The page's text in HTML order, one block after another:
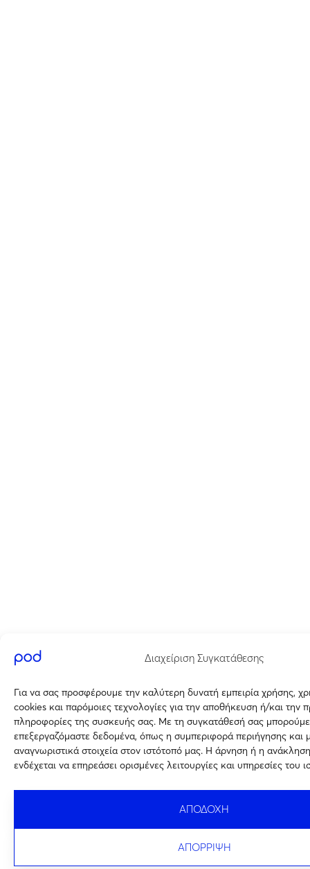
Διαχείριση Συγκατάθεσης
Για να σας προσφέρουμε την καλύτερη δυνατή εμπειρία χρήσης,
cookies και παρόμοιες τεχνολογίες για την αποθήκευση ή/και την
πληροφορίες της συσκευής σας. Με τη συγκατάθεσή σας
επεξεργαζόμαστε δεδομένα, όπως η συμπεριφορά περιήγησης και
αναγνωριστικά στοιχεία στον ιστότοπό μας. Η άρνηση ή η
ενδέχεται να επηρεάσει ορισμένες λειτουργίες και υπηρεσίες του
ΑΠΟΔΟΧΗ
ΑΠΟΡΡΙΨΗ